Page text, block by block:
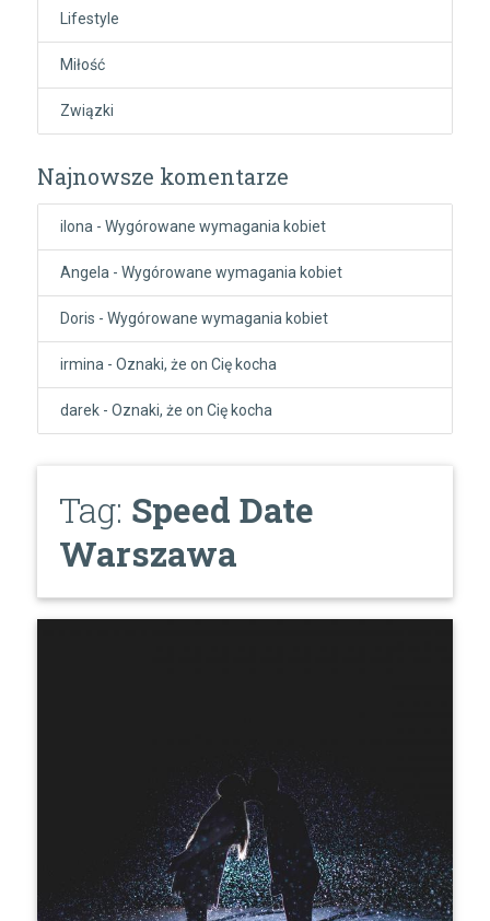
Lifestyle
Miłość
Związki
Najnowsze komentarze
ilona - Wygórowane wymagania kobiet
Angela - Wygórowane wymagania kobiet
Doris - Wygórowane wymagania kobiet
irmina - Oznaki, że on Cię kocha
darek- Oznaki, że on Cię kocha
Tag: Speed Date
Warszawa